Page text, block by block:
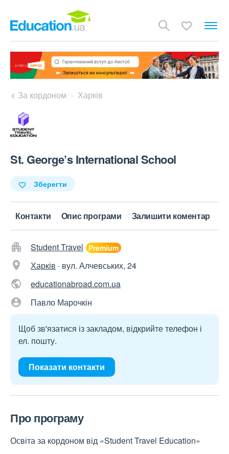
За кордоном Харків
St. George’s International School
Зберегти
Контакти Опис програми Залишити коментар
Student Travel
Харків · вул. Алчевських, 24
educationabroad.com.ua
Павло Марочкін
Щоб зв'язатися із закладом, відкрийте телефон і
ел. пошту.
Показати контакти
Про програму
Освіта за кордоном від «Student Travel Education»